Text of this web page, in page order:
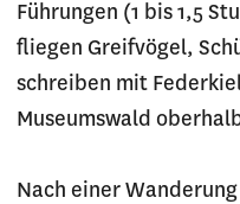
Führungen (1 bis 1,5
fliegen Greifvögel,
schreiben mit
Museumswald
Nach einer